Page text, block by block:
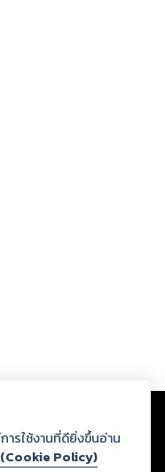
รากฏว่าละเมิดสิทธิใน
ยและศีลธรรม ดังนั้น ผู้อ่าน
นเอง และหากท่านพบว่าส่วน
ารใช้งานที่ดียิ่งขึ้นอ่าน
Policy)